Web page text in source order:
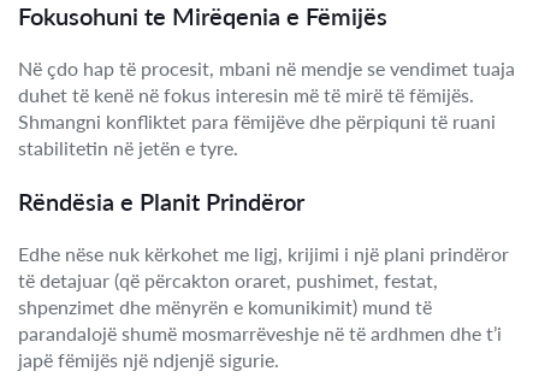
Fokusohuni te Mirëqenia e Fëmijës
Në çdo hap të procesit, mbani në mendje se vendimet tuaja
duhet të kenë në fokus interesin më të mirë të fëmijës.
Shmangni konfliktet para fëmijëve dhe përpiquni të ruani
stabilitetin në jetën e tyre.
Rëndësia e Planit Prindëror
Edhe nëse nuk kërkohet me ligj, krijimi i një plani prindëror
të detajuar (që përcakton oraret, pushimet, festat,
shpenzimet dhe mënyrën e komunikimit) mund të
parandalojë shumë mosmarrëveshje në të ardhmen dhe t’i
japë fëmijës një ndjenjë sigurie.